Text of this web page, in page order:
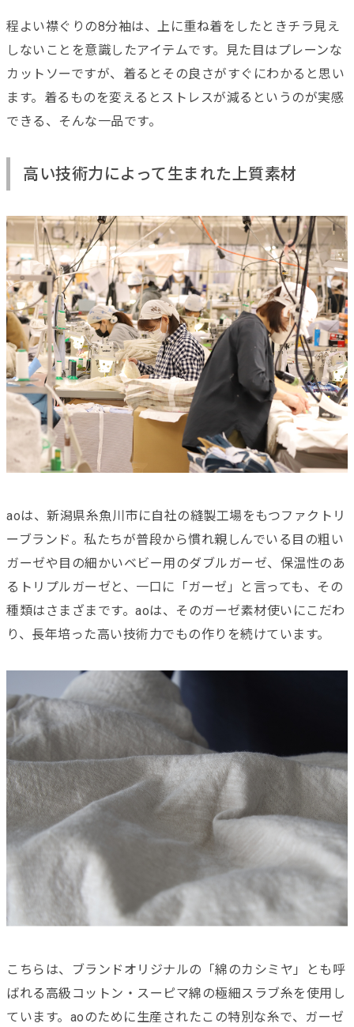
程よい襟ぐりの8分袖は、上に重ね着をしたときチラ見え
しないことを意識したアイテムです。見た目はプレーンな
カットソーですが、着るとその良さがすぐにわかると思い
ます。着るものを変えるとストレスが減るというのが実感
できる、そんな一品です。
高い技術力によって生まれた上質素材
aoは、新潟県糸魚川市に自社の縫製工場をもつファクトリ
ーブランド。私たちが普段から慣れ親しんでいる目の粗い
ガーゼや目の細かいベビー用のダブルガーゼ、保温性のあ
るトリプルガーゼと、一口に「ガーゼ」と言っても、その
種類はさまざまです。aoは、そのガーゼ素材使いにこだわ
り、長年培った高い技術力でもの作りを続けています。
こちらは、ブランドオリジナルの「綿のカシミヤ」とも呼
ばれる高級コットン・スーピマ綿の極細スラブ糸を使用し
ています。aoのために生産されたこの特別な糸で、
ガーゼ